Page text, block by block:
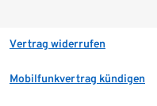
Vertrag widerrufen
Mobilfunkvertrag kündigen